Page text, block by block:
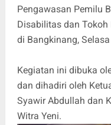
Pengawasan Pemilu
Disabilitas dan
di Bangkinang,
Kegiatan ini dibuka
dan dihadiri oleh
Syawir Abdullah dan
Witra Yeni.